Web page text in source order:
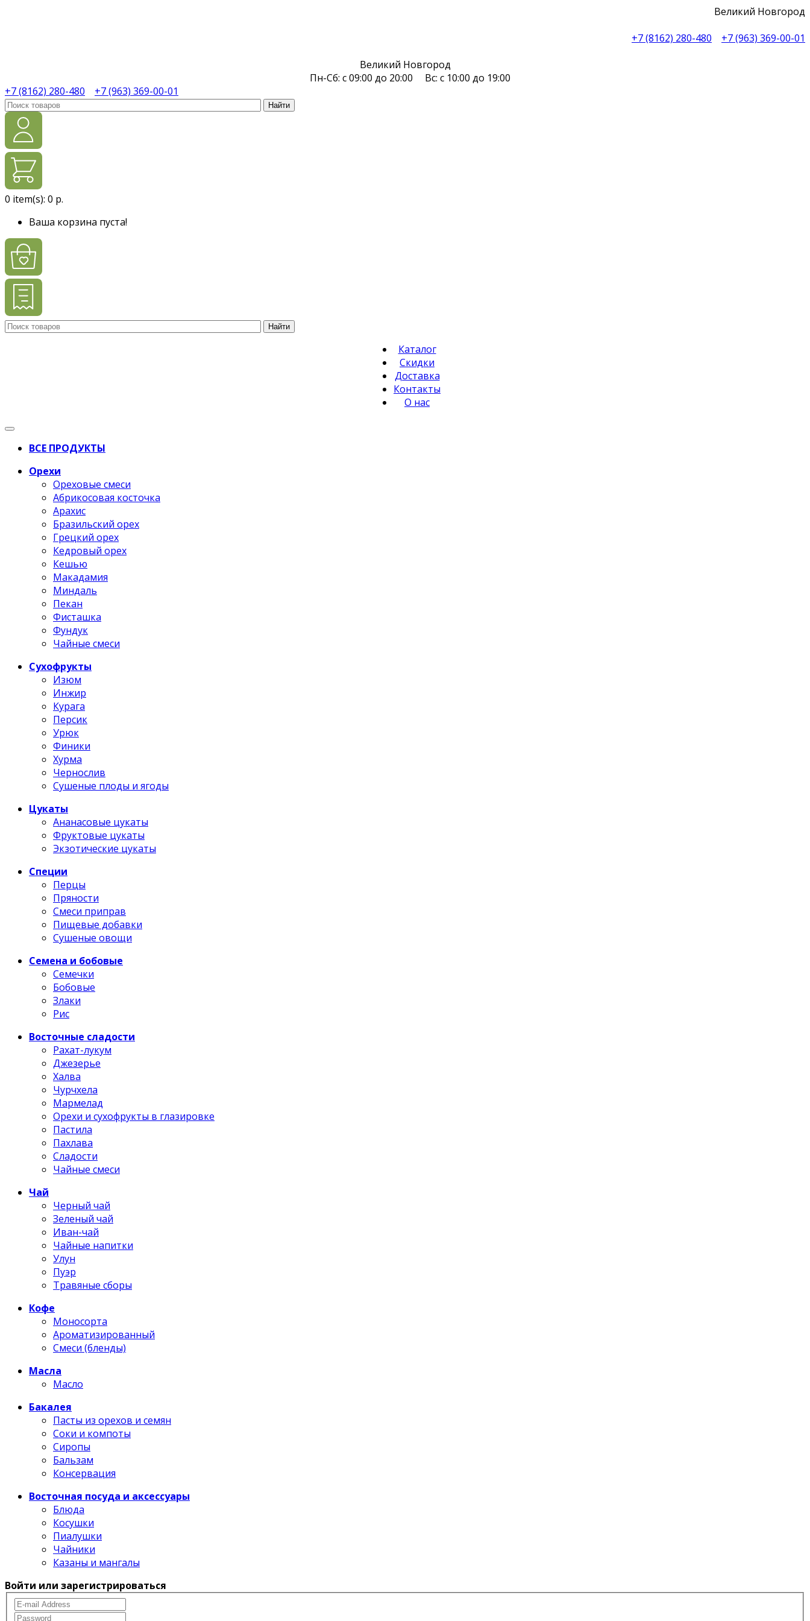
Великий Новгород
+7 (8162) 280-480
+7 (963) 369-00-01
Великий Новгород
Пн-Сб: с 09:00 до 20:00 Вс: с 10:00 до 19:00
+7 (8162) 280-480
+7 (963) 369-00-01
Найти
0 item(s): 0 р.
Ваша корзина пуста!
Найти
Каталог
Скидки
Доставка
Контакты
О нас
ВСЕ ПРОДУКТЫ
Орехи
Ореховые смеси
Абрикосовая косточка
Арахис
Бразильский орех
Грецкий орех
Кедровый орех
Кешью
Макадамия
Миндаль
Пекан
Фисташка
Фундук
Чайные смеси
Сухофрукты
Изюм
Инжир
Курага
Персик
Урюк
Финики
Хурма
Чернослив
Сушеные плоды и ягоды
Цукаты
Ананасовые цукаты
Фруктовые цукаты
Экзотические цукаты
Специи
Перцы
Пряности
Смеси приправ
Пищевые добавки
Сушеные овощи
Семена и бобовые
Семечки
Бобовые
Злаки
Рис
Восточные сладости
Рахат-лукум
Джезерье
Халва
Чурчхела
Мармелад
Орехи и сухофрукты в глазировке
Пастила
Пахлава
Сладости
Чайные смеси
Чай
Черный чай
Зеленый чай
Иван-чай
Чайные напитки
Улун
Пуэр
Травяные сборы
Кофе
Моносорта
Ароматизированный
Смеси (бленды)
Масла
Масло
Бакалея
Пасты из орехов и семян
Соки и компоты
Сиропы
Бальзам
Консервация
Восточная посуда и аксессуары
Блюда
Косушки
Пиалушки
Чайники
Казаны и мангалы
Войти или зарегистрироваться